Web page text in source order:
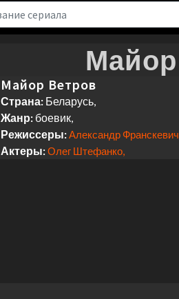
Майор
Майор Ветров
Страна: Беларусь,
Жанр: боевик,
Режиссеры:Александр
Актеры:Олег Штефанко,